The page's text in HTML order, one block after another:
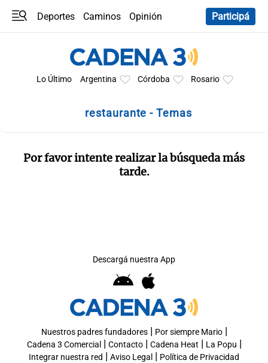
Deportes Caminos
Opinión
Participá
Lo Último Argentina Córdoba Rosario
restaurante - Temas
Por favor intente realizar la búsqueda más
tarde.
Descargá nuestra App
Nuestros padres fundadores| Por siempre Mario|
Cadena 3 Comercial | Contacto| Cadena Heat | La Popu |
Integrar nuestra red | Aviso Legal | Política de Privacidad